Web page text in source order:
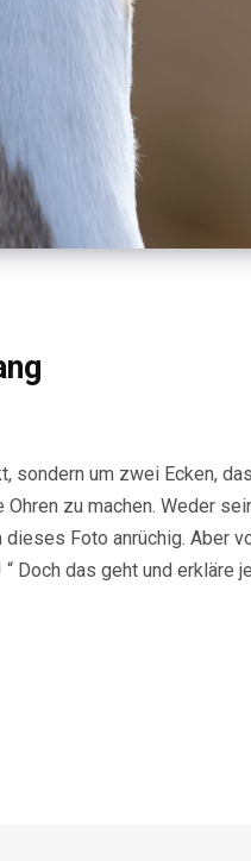
sondern um zwei Ecken,
zu machen. Weder
Foto anrüchig. Aber
Doch das geht und erkläre